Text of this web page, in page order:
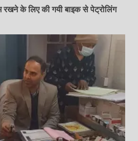
रखने के लिए की गयी बाइक से पेट्रोलिंग